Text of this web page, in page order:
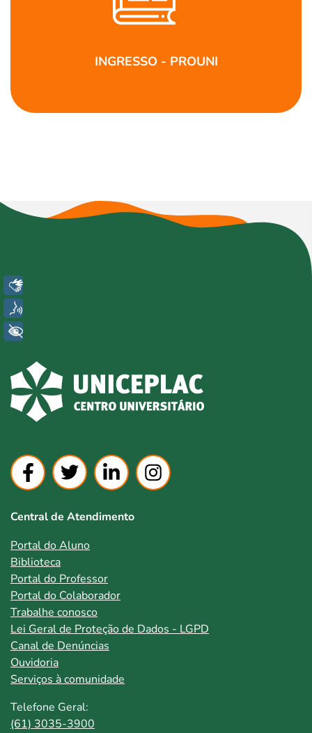
INGRESSO - PROUNI
Central de Atendimento
Portal do Aluno
Biblioteca
Portal do Professor
Portal do Colaborador
Trabalhe conosco
Lei Geral de Proteção de Dados - LGPD
Canal de Denúncias
Ouvidoria
Serviços à comunidade
Telefone Geral:
(61) 3035-3900